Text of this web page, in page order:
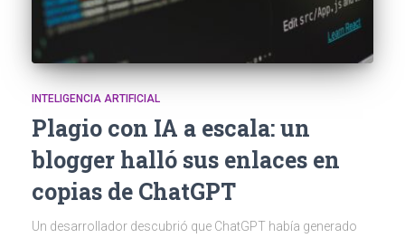
INTELIGENCIA ARTIFICIAL
Plagio con IA a escala: un
blogger halló sus enlaces en
copias de ChatGPT
Un desarrollador descubrió que ChatGPT había generado